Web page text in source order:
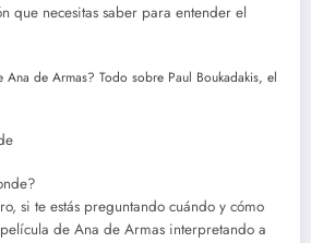
que necesitas saber para entender el
de Armas? Todo sobre Paul Boukadakis, el
si te estás preguntando cuándo y cómo
de Ana de Armas interpretando a